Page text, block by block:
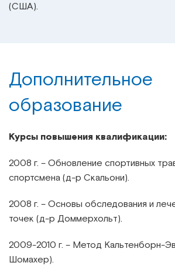
(США).
Дополнительное
образование
Курсы повышения квалификации:
2008 г. – Обновление спортивных
спортсмена (д-р Скальони).
2008 г. – Основы обследования и
точек (д-р Доммерхольт).
2009-2010 г. – Метод Кальтенборн-
Шомахер).